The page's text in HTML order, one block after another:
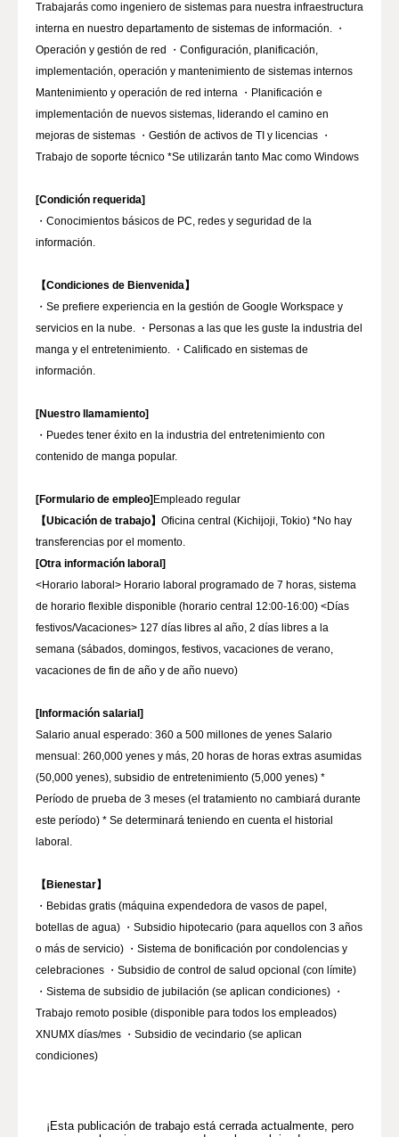
Trabajarás como ingeniero de sistemas para nuestra infraestructura
interna en nuestro departamento de sistemas de información. ・
Operación y gestión de red ・Configuración, planificación,
implementación, operación y mantenimiento de sistemas internos
Mantenimiento y operación de red interna ・Planificación e
implementación de nuevos sistemas, liderando el camino en
mejoras de sistemas ・Gestión de activos de TI y licencias ・
Trabajo de soporte técnico *Se utilizarán tanto Mac como Windows
[Condición requerida]
・Conocimientos básicos de PC, redes y seguridad de la
información.
【Condiciones de Bienvenida】
・Se prefiere experiencia en la gestión de Google Workspace y
servicios en la nube. ・Personas a las que les guste la industria del
manga y el entretenimiento. ・Calificado en sistemas de
información.
[Nuestro llamamiento]
・Puedes tener éxito en la industria del entretenimiento con
contenido de manga popular.
[Formulario de empleo]
【Ubicación de trabajo】 Oficina central (Kichijoji, Tokio) *No hay
[Otra información laboral]
<Horario laboral> Horario laboral programado de 7 horas, sistema
de horario flexible disponible (horario central 12:00-16:00) <Días
festivos/Vacaciones> 127 días libres al año, 2 días libres a la
semana (sábados, domingos, festivos, vacaciones de verano,
vacaciones de fin de año y de año nuevo)
[Información salarial]
Salario anual esperado: 360 a 500 millones de yenes Salario
mensual: 260,000 yenes y más, 20 horas de horas extras asumidas
(50,000 yenes), subsidio de entretenimiento (5,000 yenes) *
Período de prueba de 3 meses (el tratamiento no cambiará durante
este período) * Se determinará teniendo en cuenta el historial
laboral.
【Bienestar】
・Bebidas gratis (máquina expendedora de vasos de papel,
botellas de agua) ・Subsidio hipotecario (para aquellos con 3 años
o más de servicio) ・Sistema de bonificación por condolencias y
celebraciones ・Subsidio de control de salud opcional (con límite)
・Sistema de subsidio de jubilación (se aplican condiciones) ・
Trabajo remoto posible (disponible para todos los empleados)
XNUMX días/mes ・Subsidio de vecindario (se aplican
¡Esta publicación de trabajo está cerrada actualmente, pero